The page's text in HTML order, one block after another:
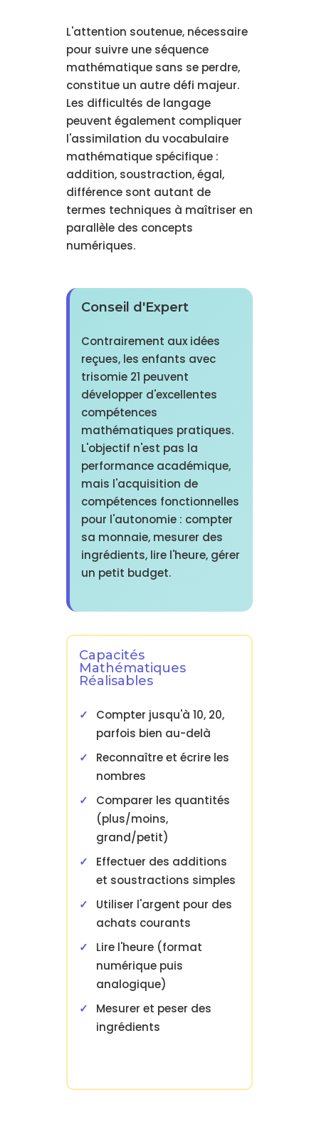
L'attention soutenue, nécessaire
pour suivre une séquence
mathématique sans se perdre,
constitue un autre défi majeur.
Les difficultés de langage
peuvent également compliquer
l'assimilation du vocabulaire
mathématique spécifique :
addition, soustraction, égal,
différence sont autant de
termes techniques à maîtriser en
parallèle des concepts
numériques.
Conseil d'Expert
Contrairement aux idées
reçues, les enfants avec
trisomie 21 peuvent
développer d'excellentes
compétences
mathématiques pratiques.
L'objectif n'est pas la
performance académique,
mais l'acquisition de
compétences fonctionnelles
pour l'autonomie : compter
sa monnaie, mesurer des
ingrédients, lire l'heure, gérer
un petit budget.
Capacités
Mathématiques
Réalisables
Compter jusqu'à 10, 20,
parfois bien au-delà
Reconnaître et écrire les
nombres
Comparer les quantités
(plus/moins,
grand/petit)
Effectuer des additions
et soustractions simples
Utiliser l'argent pour des
achats courants
Lire l'heure (format
numérique puis
analogique)
Mesurer et peser des
ingrédients